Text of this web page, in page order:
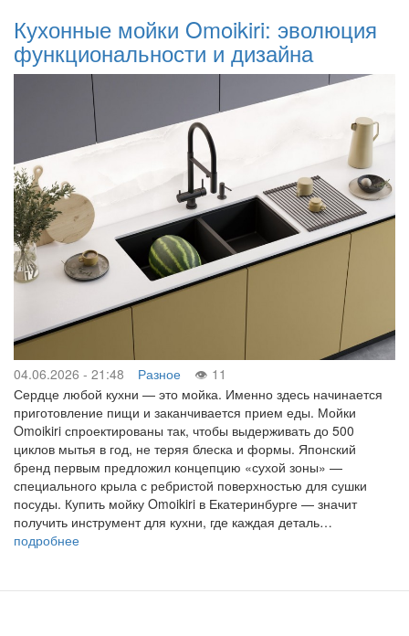
Кухонные мойки Omoikiri: эволюция
функциональности и дизайна
04.06.2026 - 21:48 Разное
11
Сердце любой кухни — это мойка. Именно здесь начинается
приготовление пищи и заканчивается прием еды. Мойки
Omoikiri спроектированы так, чтобы выдерживать до 500
циклов мытья в год, не теряя блеска и формы. Японский
бренд первым предложил концепцию «сухой зоны» —
специального крыла с ребристой поверхностью для сушки
посуды. Купить мойку Omoikiri в Екатеринбурге — значит
получить инструмент для кухни, где каждая деталь…
подробнее